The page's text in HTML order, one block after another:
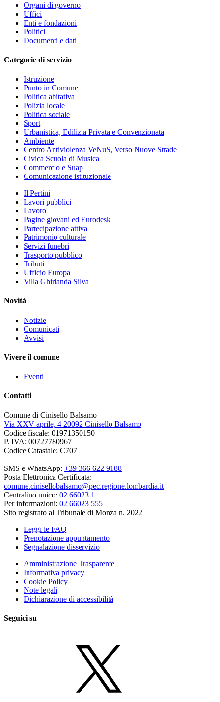
Organi di governo
Uffici
Enti e fondazioni
Politici
Documenti e dati
Categorie di servizio
Istruzione
Punto in Comune
Politica abitativa
Polizia locale
Politica sociale
Sport
Urbanistica, Edilizia Privata e Convenzionata
Ambiente
Centro Antiviolenza VeNuS, Verso Nuove Strade
Civica Scuola di Musica
Commercio e Suap
Comunicazione istituzionale
Il Pertini
Lavori pubblici
Lavoro
Pagine giovani ed Eurodesk
Partecipazione attiva
Patrimonio culturale
Servizi funebri
Trasporto pubblico
Tributi
Ufficio Europa
Villa Ghirlanda Silva
Novità
Notizie
Comunicati
Avvisi
Vivere il comune
Eventi
Contatti
Comune di Cinisello Balsamo
Via XXV aprile, 4 20092 Cinisello Balsamo
Codice fiscale: 01971350150
P. IVA: 00727780967
Codice Catastale: C707
SMS e WhatsApp: +39 366 622 9188
Posta Elettronica Certificata:
comune.cinisellobalsamo@pec.regione.lombardia.it
Centralino unico: 02 66023 1
Per informazioni: 02 66023 555
Sito registrato al Tribunale di Monza n. 2022
Leggi le FAQ
Prenotazione appuntamento
Segnalazione disservizio
Amministrazione Trasparente
Informativa privacy
Cookie Policy
Note legali
Dichiarazione di accessibilità
Seguici su